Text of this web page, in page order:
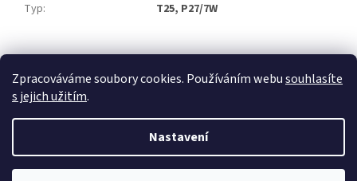
Zpracováváme soubory cookies. Používáním webusouhlasíte
s jejich užitím.
Nastavení
Typ: T25, P27/7W
Z
Vytvořil Shoptet